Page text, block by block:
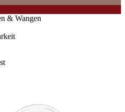
& Wangen